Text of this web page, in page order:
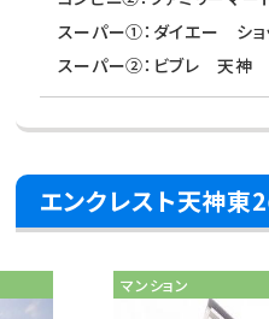
スーパー①：ダイエー シ
スーパー②：ビブレ 天
エンクレスト天神東
マンション